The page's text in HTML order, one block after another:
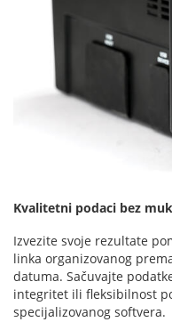
Kvalitetni podaci bez
Izvezite svoje rezultate
linka organizovanog
datuma. Sačuvajte
integritet ili fleksibilnost
specijalizovanog softvera.